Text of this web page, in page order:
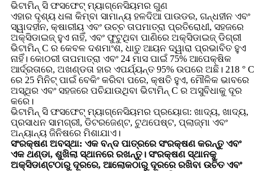
ଭିଟାମିନ୍ ସି ଫସଫେଟ୍ ମ୍ୟାଗ୍ନେସିୟମର ଗୁଣ
ଏହାର ଦୃଶ୍ୟ ଧଳା କିମ୍ବା ସାମାନ୍ୟ ହଳଦିଆ ପାଉଡର, ଗନ୍ଧହୀନ ଏବଂ
ସ୍ୱାଦହୀନ, କ୍ଷାରୀୟ ଏବଂ ଉଚ୍ଚ ତାପମାତ୍ରା ପ୍ରତିରୋଧୀ, ସହଜରେ
ଅକ୍ସିଡାଇଜ୍ ହୁଏ ନାହିଁ, ଏବଂ ଫୁଟୁଥିବା ପାଣିରେ ଅକ୍ସିଡାଇଜ୍ ଡିଗ୍ରୀ
ଭିଟାମିନ୍ C ର କେବଳ ଦଶମାଂଶ, ଧାତୁ ଆୟନ ଦ୍ୱାରା ପ୍ରଭାବିତ ହୁଏ
ନାହିଁ। କୋଠରୀ ତାପମାତ୍ରା ଏବଂ 24 ମାସ ପାଇଁ 75% ଆପେକ୍ଷିକ
ଆର୍ଦ୍ରତାରେ, ଅଖଣ୍ଡତା ହାର ଏପର୍ଯ୍ୟନ୍ତ 95% ଉପରେ ଅଛି। 218 ° C
ରେ 25 ମିନିଟ୍ ପାଇଁ ବେକିଂ କରିବା ପରେ, କ୍ଷତି ହୁଏ, ମୌଳିକ ଭାବରେ
ଅସ୍ଥିର ଏବଂ ସହଜରେ ପଚିଯାଉଥିବା ଭିଟାମିନ୍ C ର ଅସୁବିଧାକୁ ଦୂର
କରେ।
ଭିଟାମିନ୍ ସି ଫସଫେଟ୍ ମ୍ୟାଗ୍ନେସିୟମର ପ୍ରୟୋଗ: ଖାଦ୍ୟ, ଖାଦ୍ୟ,
ପ୍ରସାଧନ ସାମଗ୍ରୀ, ଡିଟରଜେଣ୍ଟ, ଟୁଥପେଷ୍ଟ, ପ୍ଲାଜ୍ମା ଏବଂ
ଅନ୍ୟାନ୍ୟ ଜିନିଷରେ ମିଶାଯାଏ।
ସଂରକ୍ଷଣ ଅବସ୍ଥା: ଏକ ବନ୍ଦ ପାତ୍ରରେ ସଂରକ୍ଷଣ କରନ୍ତୁ ଏବଂ
ଏକ ଥଣ୍ଡା, ଶୁଖିଲା ସ୍ଥାନରେ ରଖନ୍ତୁ। ସଂରକ୍ଷଣ ସ୍ଥାନକୁ
ଅକ୍ସିଡାଣ୍ଟଠାରୁ ଦୂରରେ, ଆଲୋକଠାରୁ ଦୂରରେ ରଖିବା ଉଚିତ ଏବଂ